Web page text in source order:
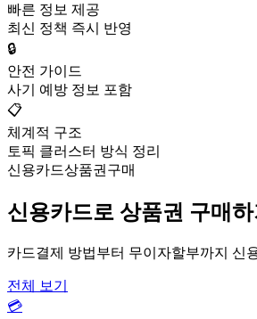
빠른 정보 제공
최신 정책 즉시 반영
🔒
안전 가이드
사기 예방 정보 포함
📋
체계적 구조
토픽 클러스터 방식 정리
신용카드상품권구매
신용카드로 상품권 구매하
카드결제 방법부터 무이자할부까지 신
전체 보기
💳